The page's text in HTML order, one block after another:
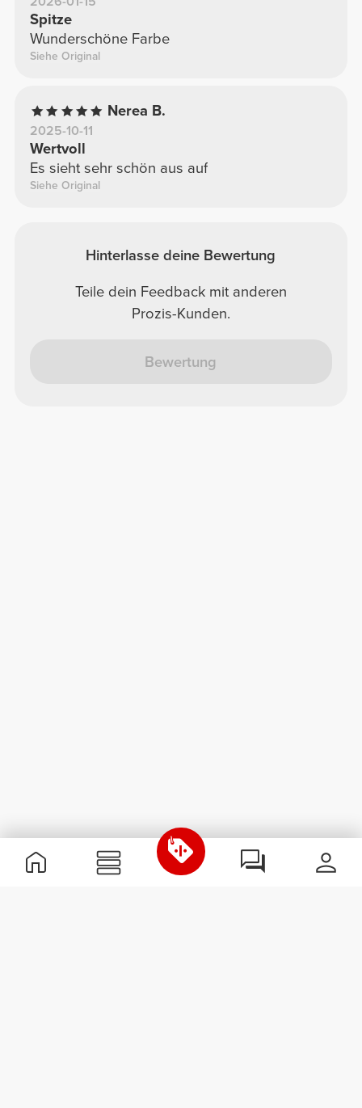
Spitze
Wunderschöne Farbe
Siehe Original
Nerea B.
2025-10-11
Wertvoll
Es sieht sehr schön aus auf
Siehe Original
Hinterlasse deine Bewertung
Teile dein Feedback mit anderen
Prozis-Kunden.
Bewertung